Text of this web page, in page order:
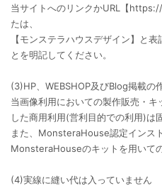
当サイトへのリンクかURL【
たは、
【モンステラハウスデザイン】と
とを明記してください。
(3)HP、WEBSHOP及びBlog掲載の
当画像利用においての製作販売・
した商用利用(営利目的での利用)は
また、MonsteraHouse認定インス
MonsteraHouseのキットを用いて
(4)実線に縫い代は入っていません